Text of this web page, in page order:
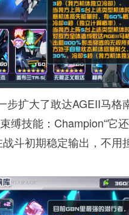
步扩大了敢达AGEII马格
缚技能：Champion“它
斗初期稳定输出，不